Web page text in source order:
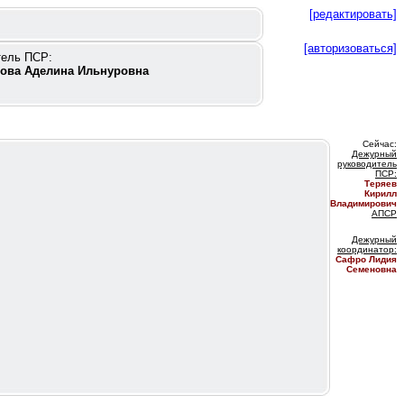
[редактировать]
ПСР:
Аделина Ильнуровна
[авторизоваться]
Сейчас:
Дежурный
руководитель
ПСР:
Теряев
Кирилл
Владимирович
АПСР
Дежурный
координатор:
Сафро Лидия
Семеновна